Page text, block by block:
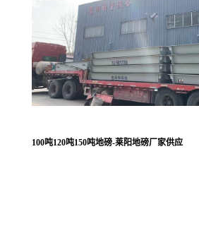
100吨120吨150吨地磅-莱阳地磅厂家供应